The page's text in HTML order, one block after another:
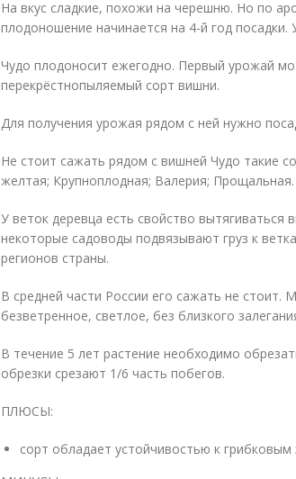
На вкус сладкие, похожи на черешню. Но по
плодоношение начинается на 4-й год
Чудо плодоносит ежегодно. Первый урожай
перекрёстнопыляемый сорт вишни.
Для получения урожая рядом с ней нужно
Не стоит сажать рядом с вишней Чудо такие
желтая; Крупноплодная; Валерия; Прощальная.
У веток деревца есть свойство
некоторые садоводы подвязывают груз к
регионов страны.
В средней части России его сажать не стоит.
безветренное, светлое, без близкого
В течение 5 лет растение необходимо
обрезки срезают 1/6 часть побегов.
ПЛЮСЫ:
сорт обладает устойчивостью к грибковым